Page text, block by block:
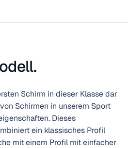
Schirm in dieser Klasse dar
Schirmen in unserem Sport
Dieses
ein klassisches Profil
mit einem Profil mit einfacher